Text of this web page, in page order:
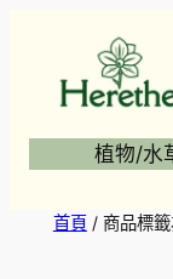
植物/水
首頁/ 商品標籤